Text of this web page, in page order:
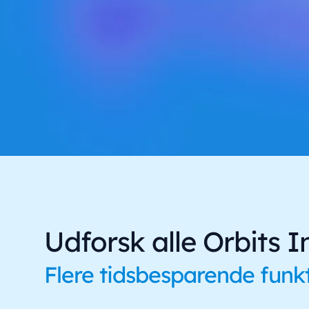
Udforsk alle Orbits
Flere tidsbesparende